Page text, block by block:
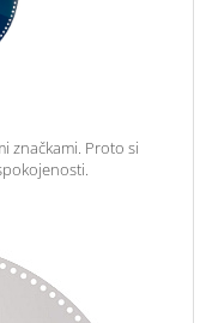
značkami. Proto si